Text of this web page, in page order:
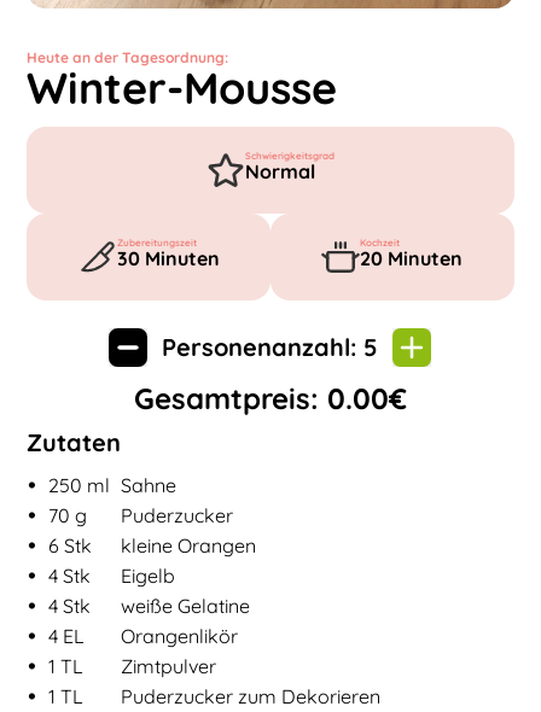
Heute an der Tagesordnung:
Winter-Mousse
Schwierigkeitsgrad
Normal
Zubereitungszeit
30Minuten
Kochzeit
20 Minuten
Personenanzahl: 5
Gesamtpreis: 0.00€
Zutaten
Zutaten fürWinter-Mousse
• 250 ml Sahne
• 70 g Puderzucker
• 6 Stk kleine Orangen
• 4 Stk Eigelb
• 4 Stk weiße Gelatine
• 4 EL Orangenlikör
• 1 TL Zimtpulver
• 1 TL Puderzucker zum Dekorieren